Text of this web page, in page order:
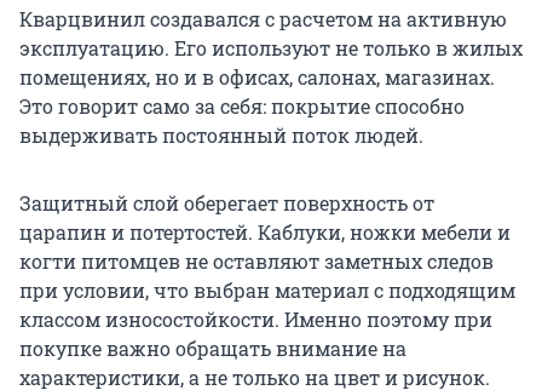
Кварцвинил создавался с расчетом на активную
эксплуатацию. Его используют не только в жилых
помещениях, но и в офисах, салонах, магазинах.
Это говорит само за себя: покрытие способно
выдерживать постоянный поток людей.
Защитный слой оберегает поверхность от
царапин и потертостей. Каблуки, ножки мебели и
когти питомцев не оставляют заметных следов
при условии, что выбран материал с подходящим
классом износостойкости. Именно поэтому при
покупке важно обращать внимание на
характеристики, а не только на цвет и рисунок.